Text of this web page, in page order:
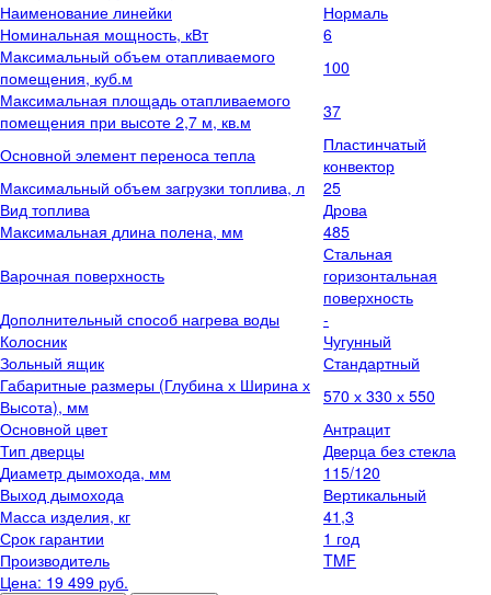
Наименование линейки
Нормаль
Номинальная мощность, кВт
6
Максимальный объем отапливаемого
помещения, куб.м
100
Максимальная площадь отапливаемого
помещения при высоте 2,7 м, кв.м
37
Основной элемент переноса тепла
Пластинчатый
конвектор
Максимальный объем загрузки топлива, л
25
Вид топлива
Дрова
Максимальная длина полена, мм
485
Варочная поверхность
Стальная
горизонтальная
поверхность
Дополнительный способ нагрева воды
-
Колосник
Чугунный
Зольный ящик
Стандартный
Габаритные размеры (Глубина х Ширина х
Высота), мм
570 х 330 х 550
Основной цвет
Антрацит
Тип дверцы
Дверца без стекла
Диаметр дымохода, мм
115/120
Выход дымохода
Вертикальный
Масса изделия, кг
41,3
Срок гарантии
1 год
Производитель
TMF
Цена: 19 499 руб.